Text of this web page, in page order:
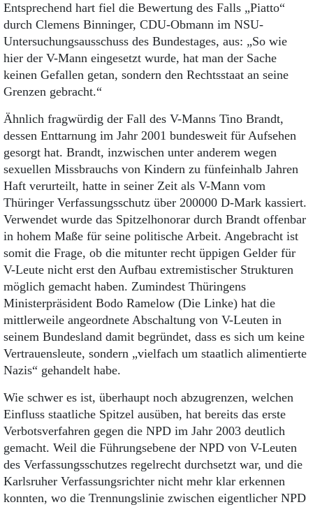
Entsprechend hart fiel die Bewertung des Falls „Piatto“
durch Clemens Binninger, CDU-Obmann im NSU-
Untersuchungsausschuss des Bundestages, aus: „So wie
hier der V-Mann eingesetzt wurde, hat man der Sache
keinen Gefallen getan, sondern den Rechtsstaat an seine
Grenzen gebracht.“
Ähnlich fragwürdig der Fall des V-Manns Tino Brandt,
dessen Enttarnung im Jahr 2001 bundesweit für Aufsehen
gesorgt hat. Brandt, inzwischen unter anderem wegen
sexuellen Missbrauchs von Kindern zu fünfeinhalb Jahren
Haft verurteilt, hatte in seiner Zeit als V-Mann vom
Thüringer Verfassungsschutz über 200000 D-Mark kassiert.
Verwendet wurde das Spitzelhonorar durch Brandt offenbar
in hohem Maße für seine politische Arbeit. Angebracht ist
somit die Frage, ob die mitunter recht üppigen Gelder für
V-Leute nicht erst den Aufbau extremistischer Strukturen
möglich gemacht haben. Zumindest Thüringens
Ministerpräsident Bodo Ramelow (Die Linke) hat die
mittlerweile angeordnete Abschaltung von V-Leuten in
seinem Bundesland damit begründet, dass es sich um keine
Vertrauensleute, sondern „vielfach um staatlich alimentierte
Nazis“ gehandelt habe.
Wie schwer es ist, überhaupt noch abzugrenzen, welchen
Einfluss staatliche Spitzel ausüben, hat bereits das erste
Verbotsverfahren gegen die NPD im Jahr 2003 deutlich
gemacht. Weil die Führungsebene der NPD von V-Leuten
des Verfassungsschutzes regelrecht durchsetzt war, und die
Karlsruher Verfassungsrichter nicht mehr klar erkennen
konnten, wo die Trennungslinie zwischen eigentlicher NPD